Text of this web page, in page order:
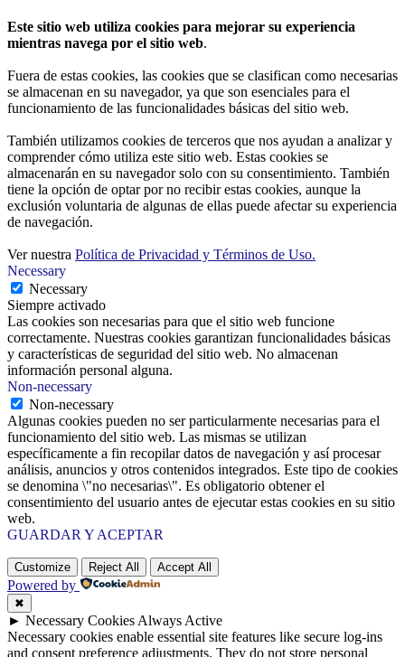
Este sitio web utiliza cookies para mejorar su experiencia
mientras navega por el sitio web.
Fuera de estas cookies, las cookies que se clasifican como necesarias
se almacenan en su navegador, ya que son esenciales para el
funcionamiento de las funcionalidades básicas del sitio web.
También utilizamos cookies de terceros que nos ayudan a analizar y
comprender cómo utiliza este sitio web. Estas cookies se
almacenarán en su navegador solo con su consentimiento. También
tiene la opción de optar por no recibir estas cookies, aunque la
exclusión voluntaria de algunas de ellas puede afectar su experiencia
de navegación.
Ver nuestra Política de Privacidad y Términos de Uso.
Necessary
Necessary
Siempre activado
Las cookies son necesarias para que el sitio web funcione
correctamente. Nuestras cookies garantizan funcionalidades básicas
y características de seguridad del sitio web. No almacenan
información personal alguna.
Non-necessary
Non-necessary
Algunas cookies pueden no ser particularmente necesarias para el
funcionamiento del sitio web. Las mismas se utilizan
específicamente a fin recopilar datos de navegación y así procesar
análisis, anuncios y otros contenidos integrados. Este tipo de cookies
se denomina \"no necesarias\". Es obligatorio obtener el
consentimiento del usuario antes de ejecutar estas cookies en su sitio
web.
GUARDAR Y ACEPTAR
Customize Reject All Accept All
Powered by
✖
► Necessary Cookies Always Active
Necessary cookies enable essential site features like secure log-ins
and consent preference adjustments. They do not store personal